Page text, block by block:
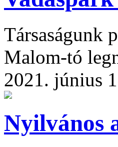
Társaságunk
Malom-tó
2021. június
Nyilvános